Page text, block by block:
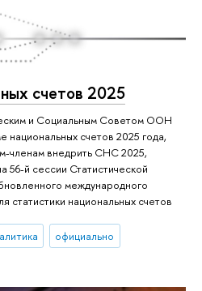
счетов 2025
и Социальным Советом ООН
счетов 2025 года,
членам внедрить СНС 2025,
56-й сессии Статистической
международного
статистики национальных счетов
официально